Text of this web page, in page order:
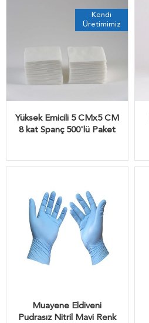
Yüksek Emicili 5 CMx5 CM
8 kat Spanç 500'lü Paket
Kendi
Üretimimiz
Muayene Eldiveni
Pudrasız Nitril Mavi Renk